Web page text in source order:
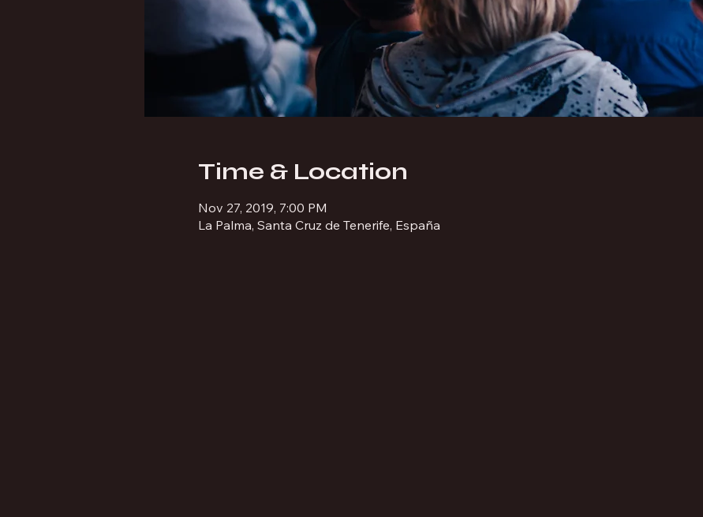
Time & Location
Nov 27, 2019, 7:00 PM
La Palma, Santa Cruz de Tenerife, España